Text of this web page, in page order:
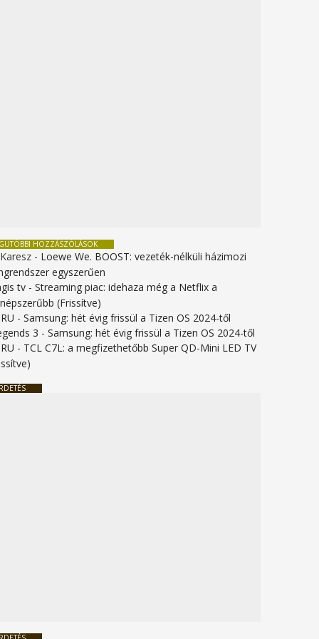
HOZZÁSZÓLÁSOK
- Loewe We. BOOST: vezeték-nélküli házimozi
egyszerűen
tv -Streaming piac: idehaza még a Netflix a
(Frissítve)
-Samsung: hét évig frissül a Tizen OS 2024-től
3 -Samsung: hét évig frissül a Tizen OS 2024-től
- TCL C7L: a megfizethetőbb Super QD-Mini LED TV